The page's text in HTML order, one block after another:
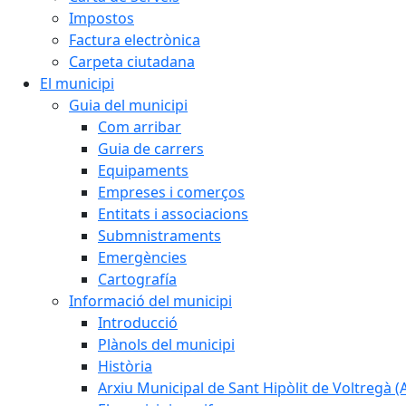
Impostos
Factura electrònica
Carpeta ciutadana
El municipi
Guia del municipi
Com arribar
Guia de carrers
Equipaments
Empreses i comerços
Entitats i associacions
Submnistraments
Emergències
Cartografía
Informació del municipi
Introducció
Plànols del municipi
Història
Arxiu Municipal de Sant Hipòlit de Voltregà